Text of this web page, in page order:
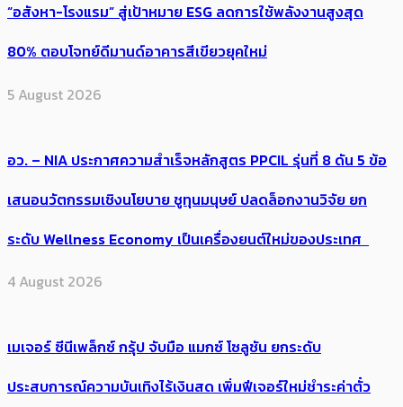
“อสังหา-โรงแรม” สู่เป้าหมาย ESG ลดการใช้พลังงานสูงสุด
80% ตอบโจทย์ดีมานด์อาคารสีเขียวยุคใหม่
5 August 2026
อว. – NIA ประกาศความสำเร็จหลักสูตร PPCIL รุ่นที่ 8 ดัน 5 ข้อ
เสนอนวัตกรรมเชิงนโยบาย ชูทุนมนุษย์ ปลดล็อกงานวิจัย ยก
ระดับ Wellness Economy เป็นเครื่องยนต์ใหม่ของประเทศ
4 August 2026
เมเจอร์ ซีนีเพล็กซ์ กรุ้ป จับมือ แมกซ์ โซลูชัน ยกระดับ
ประสบการณ์ความบันเทิงไร้เงินสด เพิ่มฟีเจอร์ใหม่ชำระค่าตั๋ว